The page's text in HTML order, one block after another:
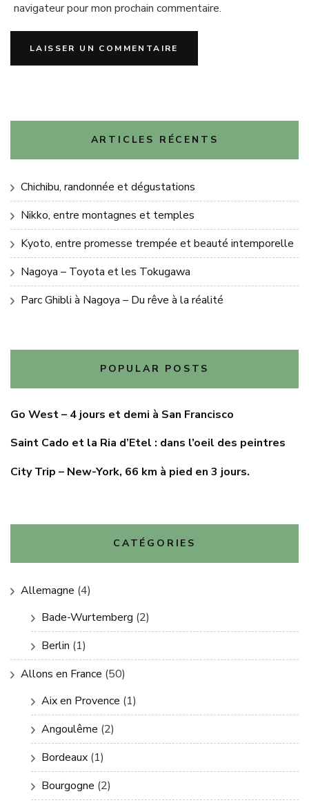
navigateur pour mon prochain commentaire.
ARTICLES RÉCENTS
Chichibu, randonnée et dégustations
Nikko, entre montagnes et temples
Kyoto, entre promesse trempée et beauté intemporelle
Nagoya – Toyota et les Tokugawa
Parc Ghibli à Nagoya – Du rêve à la réalité
POPULAR POSTS
Go West – 4 jours et demi à San Francisco
Saint Cado et la Ria d’Etel : dans l’oeil des peintres
City Trip – New-York, 66 km à pied en 3 jours.
CATÉGORIES
Allemagne (4)
Bade-Wurtemberg (2)
Berlin (1)
Allons en France (50)
Aix en Provence (1)
Angoulême (2)
Bordeaux (1)
Bourgogne (2)